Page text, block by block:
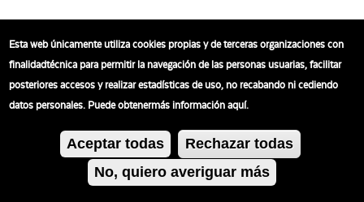
Febrero de 2022
Esta web únicamente utiliza cookies propias y de terceras organizaciones con
finalidadtécnica para permitir la navegación de las personas usuarias, facilitar
posteriores accesos y realizar estadísticas de uso, no recabando ni cediendo
datos personales. Puede obtenermás información aquí.
Aceptar todas
Rechazar todas
No, quiero averiguar más